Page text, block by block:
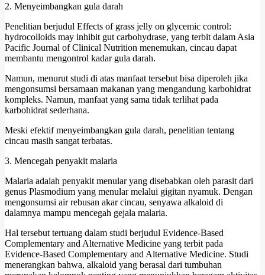
2. Menyeimbangkan gula darah
Penelitian berjudul Effects of grass jelly on glycemic control:
hydrocolloids may inhibit gut carbohydrase, yang terbit dalam Asia
Pacific Journal of Clinical Nutrition menemukan, cincau dapat
membantu mengontrol kadar gula darah.
Namun, menurut studi di atas manfaat tersebut bisa diperoleh jika
mengonsumsi bersamaan makanan yang mengandung karbohidrat
kompleks. Namun, manfaat yang sama tidak terlihat pada
karbohidrat sederhana.
Meski efektif menyeimbangkan gula darah, penelitian tentang
cincau masih sangat terbatas.
3. Mencegah penyakit malaria
Malaria adalah penyakit menular yang disebabkan oleh parasit dari
genus Plasmodium yang menular melalui gigitan nyamuk. Dengan
mengonsumsi air rebusan akar cincau, senyawa alkaloid di
dalamnya mampu mencegah gejala malaria.
Hal tersebut tertuang dalam studi berjudul Evidence-Based
Complementary and Alternative Medicine yang terbit pada
Evidence-Based Complementary and Alternative Medicine. Studi
menerangkan bahwa, alkaloid yang berasal dari tumbuhan